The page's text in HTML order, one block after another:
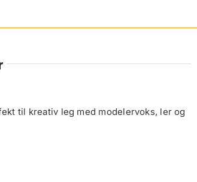
til kreativ leg med modelervoks, ler og